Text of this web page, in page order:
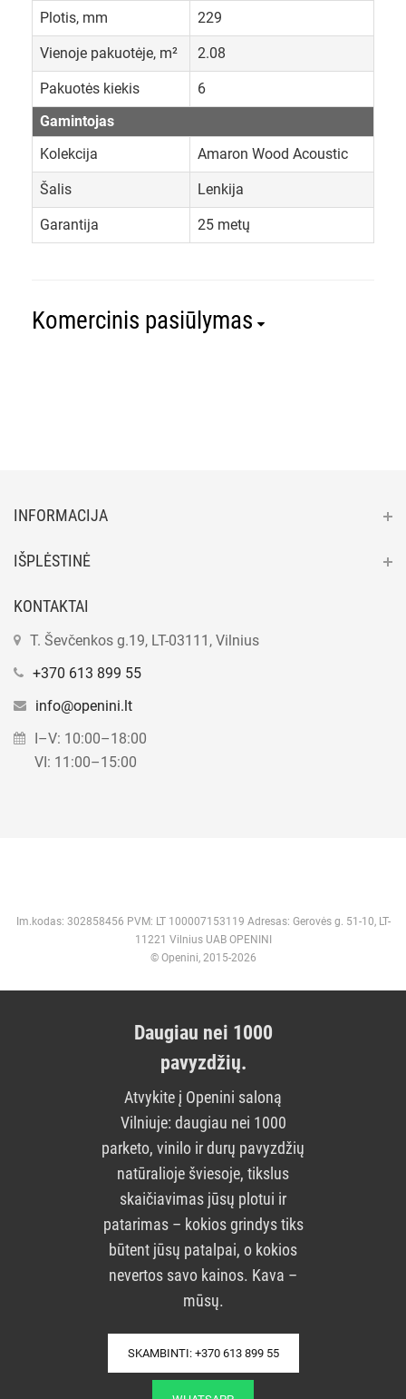
Plotis, mm 229
Vienoje pakuotėje, m² 2.08
Pakuotės kiekis
6
Gamintojas
Kolekcija
Amaron Wood Acoustic
Šalis Lenkija
Garantija 25 metų
Komercinis pasiūlymas
INFORMACIJA
IŠPLĖSTINĖ
KONTAKTAI
T. Ševčenkos g.19, LT-03111, Vilnius
+370 613 899 55
info@openini.lt
I–V: 10:00–18:00
VI: 11:00–15:00
Im.kodas: 302858456 PVM: LT 100007153119 Adresas: Gerovės g. 51-10, LT-
11221 Vilnius UAB OPENINI
© Openini, 2015-2026
Daugiau nei 1000
pavyzdžių.
Atvykite į Openini saloną
Vilniuje: daugiau nei 1000
parketo, vinilo ir durų pavyzdžių
natūralioje šviesoje, tikslus
skaičiavimas jūsų plotui ir
patarimas – kokios grindys tiks
būtent jūsų patalpai, o kokios
nevertos savo kainos. Kava –
mūsų.
SKAMBINTI: +370 613 899 55